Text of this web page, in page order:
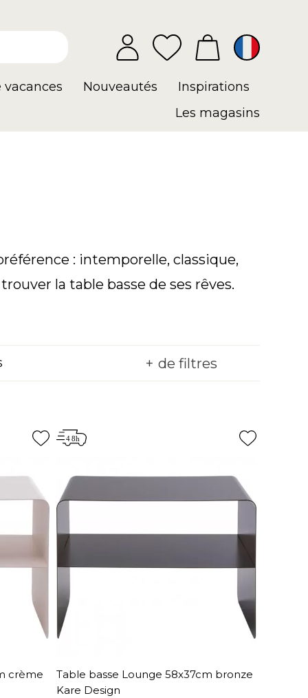
vacances Nouveautés
Inspirations
Les magasins
: intemporelle, classique,
la table basse de ses rêves.
de filtres
crème
Table basse Lounge 58x37cm bronze
Kare Design